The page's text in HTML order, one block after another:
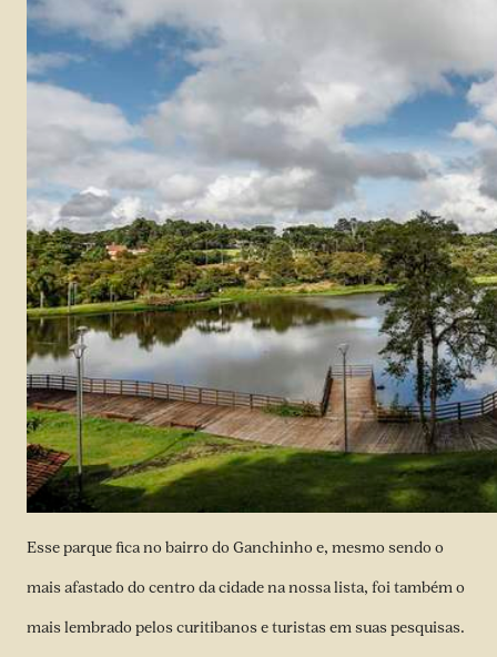
Esse parque fica no bairro do Ganchinho e, mesmo sendo o
mais afastado do centro da cidade na nossa lista, foi também o
mais lembrado pelos curitibanos e turistas em suas pesquisas.